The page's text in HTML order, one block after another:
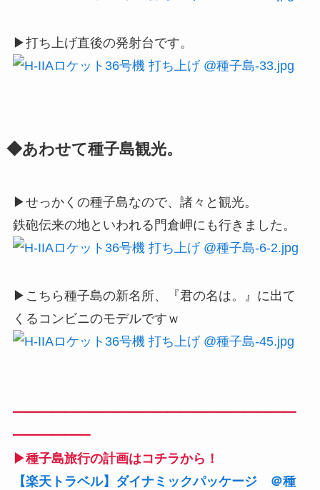
▶打ち上げ直後の発射台です。
◆あわせて種子島観光。
▶せっかくの種子島なので、諸々と観光。
鉄砲伝来の地といわれる門倉岬にも行きました。
▶こちら種子島の新名所、『君の名は。』に出て
くるコンビニのモデルですｗ
━━━━━━━━━━━━━━━━━━━━━━
━━━━━━
▶種子島旅行の計画はコチラから！
【楽天トラベル】ダイナミックパッケージ ＠種